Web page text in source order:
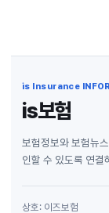
is Insurance
is보험
보험정보와 보험뉴
인할 수 있도록 연결
상호: 이즈보험